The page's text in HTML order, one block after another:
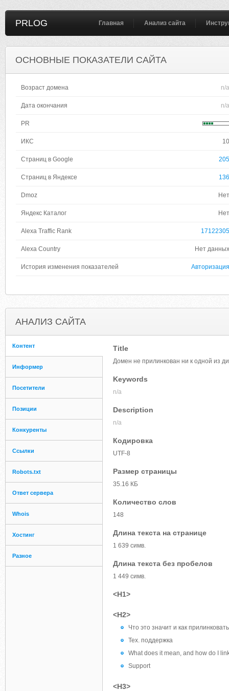
PRLOG Главная Анализ сайта
ОСНОВНЫЕ ПОКАЗАТЕЛИ САЙТА
Возраст домена n/a
Дата окончания n/a
PR
ИКС 10
Страниц в Google 205
Страниц в Яндексе 136
Dmoz Нет
Яндекс Каталог Нет
Alexa Traffic Rank 17122305
Alexa Country Нет данных
История изменения показателей Авторизация
АНАЛИЗ САЙТА
Контент
Информер
Посетители
Позиции
Конкуренты
Ссылки
Robots.txt
Ответ сервера
Whois
Хостинг
Разное
Title
Домен не прилинкован ни к одной из
Keywords
n/a
Description
n/a
Кодировка
UTF-8
Размер страницы
35.16 КБ
Количество слов
148
Длина текста на странице
1 639 симв.
Длина текста без пробелов
1 449 симв.
<H1>
<H2>
Что это значит и как
Тех. поддержка
What does it mean, and how do I
Support
<H3>